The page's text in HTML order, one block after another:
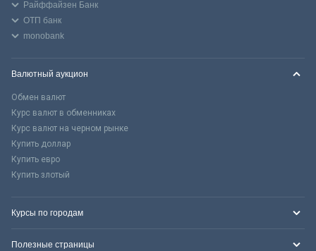
Райффайзен Банк
ОТП банк
monobank
Валютный аукцион
Обмен валют
Курс валют в обменниках
Курс валют на черном рынке
Купить доллар
Купить евро
Купить злотый
Курсы по городам
Полезные страницы